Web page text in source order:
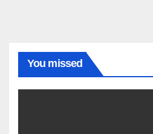
You missed